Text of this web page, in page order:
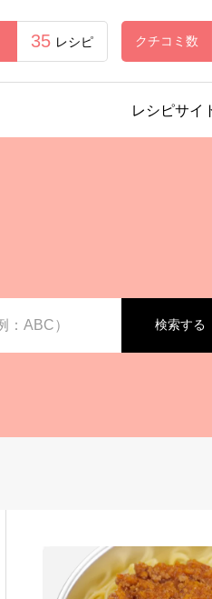
35 レシピ クチコミ数
レシピサイ
検索する